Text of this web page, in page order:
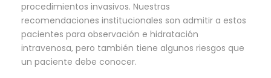
procedimientos invasivos. Nuestras
recomendaciones institucionales son admitir a estos
pacientes para observación e hidratación
intravenosa, pero también tiene algunos riesgos que
un paciente debe conocer.